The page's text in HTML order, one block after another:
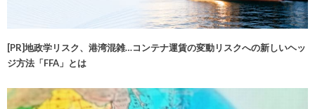
[PR]地政学リスク、港湾混雑…コンテナ運賃の変動リスクへの新しいヘッ
ジ方法「FFA」とは